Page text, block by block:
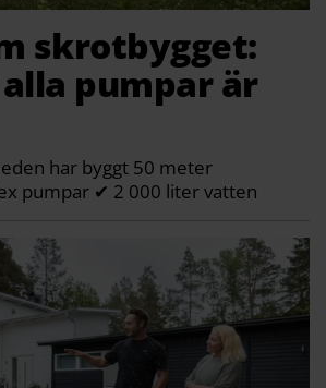
skrotbygget:
pumpar är
har byggt 50 meter
pumpar ✔ 2 000 liter vatten